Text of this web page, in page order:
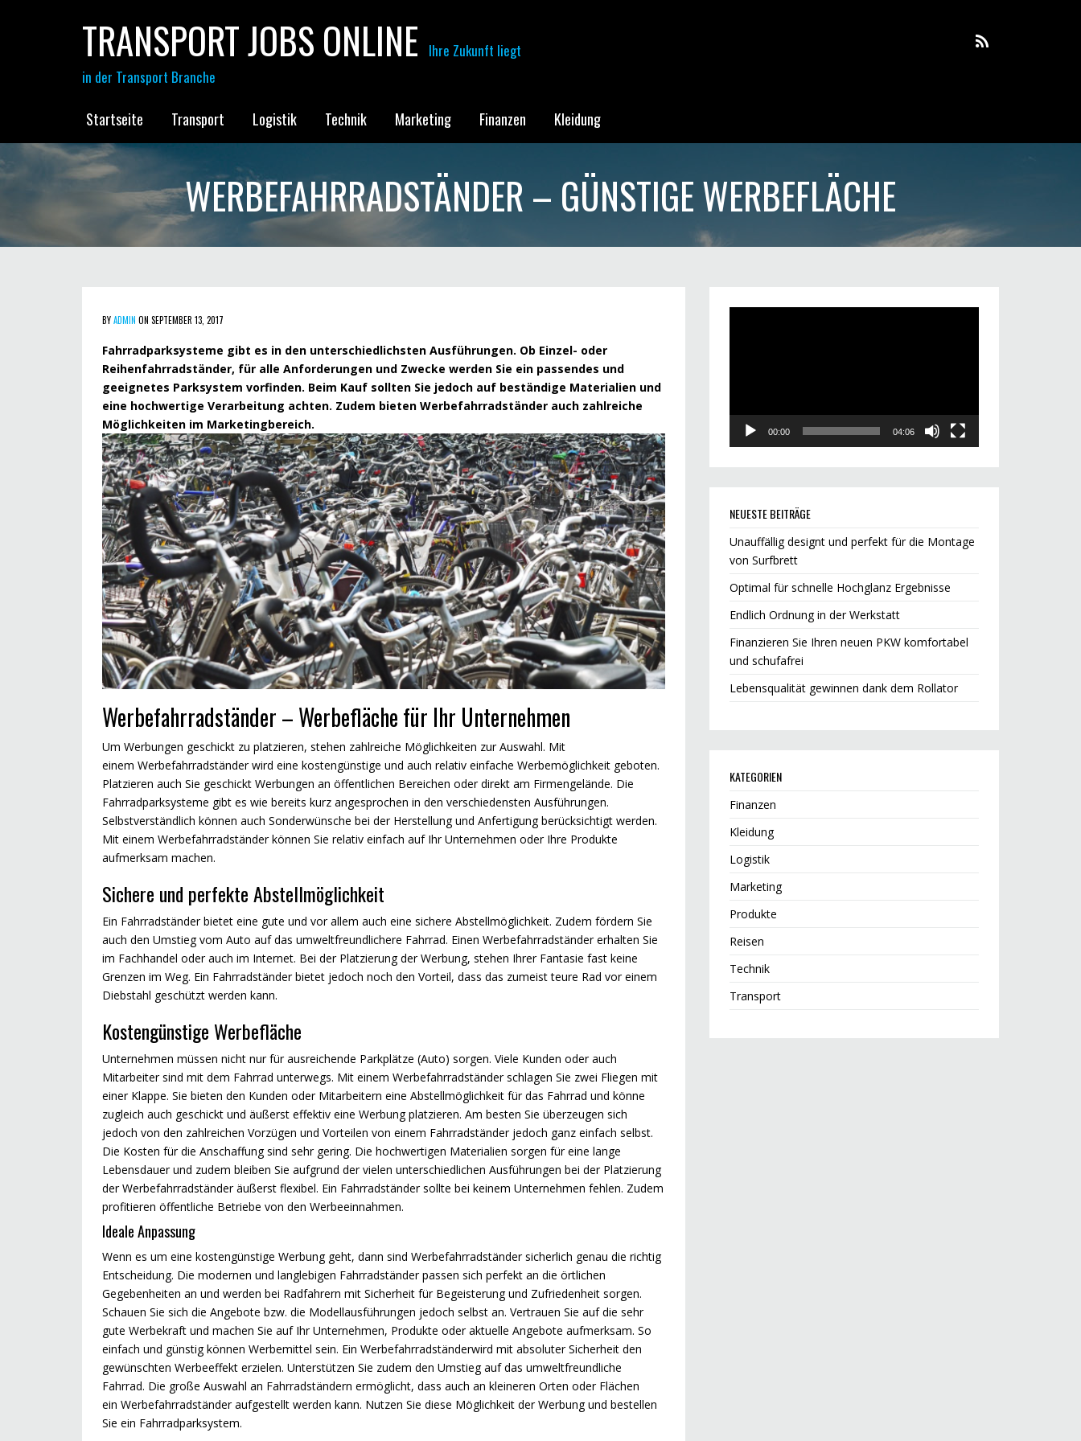
TRANSPORT JOBS ONLINE Ihre Zukunft liegt
in der Transport Branche
Startseite Transport Logistik Technik Marketing Finanzen Kleidung
WERBEFAHRRADSTÄNDER – GÜNSTIGE WERBEFLÄCHE
BYADMIN ON SEPTEMBER 13, 2017
Fahrradparksysteme gibt es in den unterschiedlichsten Ausführungen. Ob Einzel- oder
Reihenfahrradständer, für alle Anforderungen und Zwecke werden Sie ein passendes und
geeignetes Parksystem vorfinden. Beim Kauf sollten Sie jedoch auf beständige Materialien und
eine hochwertige Verarbeitung achten. Zudem bieten Werbefahrradständer auch zahlreiche
Möglichkeiten im Marketingbereich.
Werbefahrradständer – Werbefläche für Ihr Unternehmen
Um Werbungen geschickt zu platzieren, stehen zahlreiche Möglichkeiten zur Auswahl. Mit
einem Werbefahrradständer wird eine kostengünstige und auch relativ einfache Werbemöglichkeit geboten.
Platzieren auch Sie geschickt Werbungen an öffentlichen Bereichen oder direkt am Firmengelände. Die
Fahrradparksysteme gibt es wie bereits kurz angesprochen in den verschiedensten Ausführungen.
Selbstverständlich können auch Sonderwünsche bei der Herstellung und Anfertigung berücksichtigt werden.
Mit einem Werbefahrradständer können Sie relativ einfach auf Ihr Unternehmen oder Ihre Produkte
aufmerksam machen.
Sichere und perfekte Abstellmöglichkeit
Ein Fahrradständer bietet eine gute und vor allem auch eine sichere Abstellmöglichkeit. Zudem fördern Sie
auch den Umstieg vom Auto auf das umweltfreundlichere Fahrrad. Einen Werbefahrradständer erhalten Sie
im Fachhandel oder auch im Internet. Bei der Platzierung der Werbung, stehen Ihrer Fantasie fast keine
Grenzen im Weg. Ein Fahrradständer bietet jedoch noch den Vorteil, dass das zumeist teure Rad vor einem
Diebstahl geschützt werden kann.
Kostengünstige Werbefläche
Unternehmen müssen nicht nur für ausreichende Parkplätze (Auto) sorgen. Viele Kunden oder auch
Mitarbeiter sind mit dem Fahrrad unterwegs. Mit einem Werbefahrradständer schlagen Sie zwei Fliegen mit
einer Klappe. Sie bieten den Kunden oder Mitarbeitern eine Abstellmöglichkeit für das Fahrrad und könne
zugleich auch geschickt und äußerst effektiv eine Werbung platzieren. Am besten Sie überzeugen sich
jedoch von den zahlreichen Vorzügen und Vorteilen von einem Fahrradständer jedoch ganz einfach selbst.
Die Kosten für die Anschaffung sind sehr gering. Die hochwertigen Materialien sorgen für eine lange
Lebensdauer und zudem bleiben Sie aufgrund der vielen unterschiedlichen Ausführungen bei der Platzierung
der Werbefahrradständer äußerst flexibel. Ein Fahrradständer sollte bei keinem Unternehmen fehlen. Zudem
profitieren öffentliche Betriebe von den Werbeeinnahmen.
Ideale Anpassung
Wenn es um eine kostengünstige Werbung geht, dann sind Werbefahrradständer sicherlich genau die richtig
Entscheidung. Die modernen und langlebigen Fahrradständer passen sich perfekt an die örtlichen
Gegebenheiten an und werden bei Radfahrern mit Sicherheit für Begeisterung und Zufriedenheit sorgen.
Schauen Sie sich die Angebote bzw. die Modellausführungen jedoch selbst an. Vertrauen Sie auf die sehr
gute Werbekraft und machen Sie auf Ihr Unternehmen, Produkte oder aktuelle Angebote aufmerksam. So
einfach und günstig können Werbemittel sein. Ein Werbefahrradständerwird mit absoluter Sicherheit den
gewünschten Werbeeffekt erzielen. Unterstützen Sie zudem den Umstieg auf das umweltfreundliche
Fahrrad. Die große Auswahl an Fahrradständern ermöglicht, dass auch an kleineren Orten oder Flächen
ein Werbefahrradständer aufgestellt werden kann. Nutzen Sie diese Möglichkeit der Werbung und bestellen
Sie ein Fahrradparksystem.
00:00 04:06
NEUESTE BEITRÄGE
Unauffällig designt und perfekt für die Montage
von Surfbrett
Optimal für schnelle Hochglanz Ergebnisse
Endlich Ordnung in der Werkstatt
Finanzieren Sie Ihren neuen PKW komfortabel
und schufafrei
Lebensqualität gewinnen dank dem Rollator
KATEGORIEN
Finanzen
Kleidung
Logistik
Marketing
Produkte
Reisen
Technik
Transport